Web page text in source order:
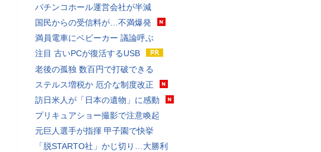
パチンコホール運営会社が半減
国民からの受信料が…不満爆発
満員電車にベビーカー 議論呼ぶ
注目 古いPCが復活するUSB
老後の孤独 数百円で打破できる
ステルス増税か 厄介な制度改正
訪日米人が「日本の遺物」に感動
プリキュアショー撮影で注意喚起
元巨人選手が指揮 甲子園で快挙
「脱STARTO社」かじ切り…大勝利